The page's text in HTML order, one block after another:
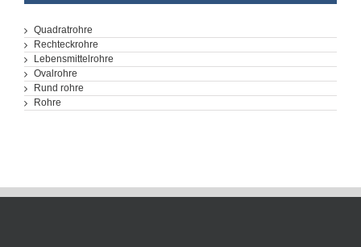
Quadratrohre
Rechteckrohre
Lebensmittelrohre
Ovalrohre
Rund rohre
Rohre